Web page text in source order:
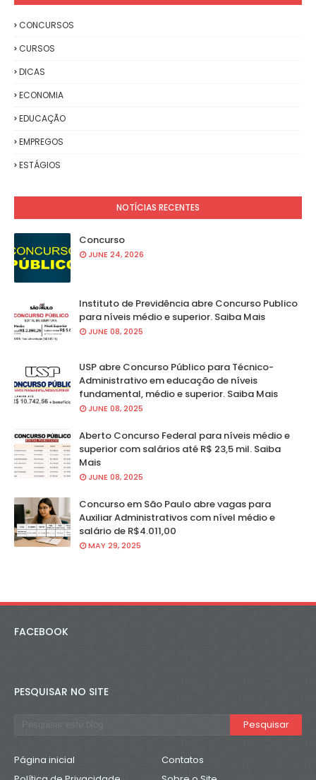
CONCURSOS
CURSOS
DICAS
ECONOMIA
EDUCAÇÃO
EMPREGOS
ESTÁGIOS
NOTÍCIAS RECENTES
Concurso
JUNE 24, 2026
Instituto de Previdência abre Concurso Publico
para níveis médio e superior. Saiba Mais
JUNE 08, 2025
USP abre Concurso Público para Técnico-
Administrativo em educação de níveis
fundamental, médio e superior. Saiba Mais
JUNE 08, 2025
Aberto Concurso Federal para níveis médio e
superior com salários até R$ 23,5 mil. Saiba
Mais
JUNE 08, 2025
Concurso em São Paulo abre vagas para
Auxiliar Administrativos com nível médio e
salário de R$4.011,00
MAY 29, 2025
FACEBOOK
PESQUISAR NO SITE
Página inicial
Contatos